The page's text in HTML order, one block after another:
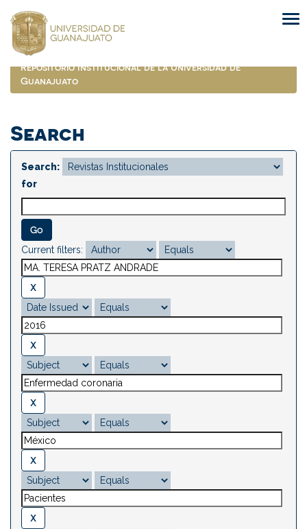
navigation
Repositorio Institucional de la Universidad de
Guanajuato
Search
Search:
for
Current filters: